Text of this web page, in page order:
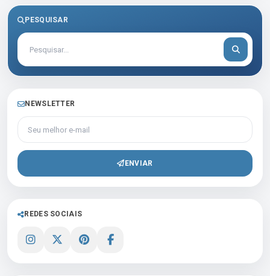
PESQUISAR
NEWSLETTER
Seu melhor e-mail
ENVIAR
REDES SOCIAIS